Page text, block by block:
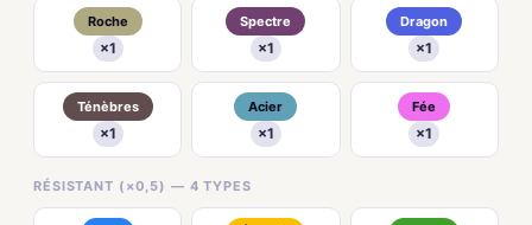
Roche
×1
Spectre
×1
Dragon
×1
Ténèbres
×1
Acier
×1
Fée
×1
RÉSISTANT (×0,5) — 4 TYPES